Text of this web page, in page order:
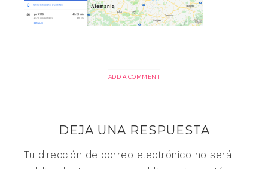
ADD A COMMENT
DEJA UNA RESPUESTA
Tu dirección de correo electrónico no será